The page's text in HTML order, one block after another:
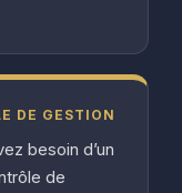
DE GESTION
besoin d’un
de